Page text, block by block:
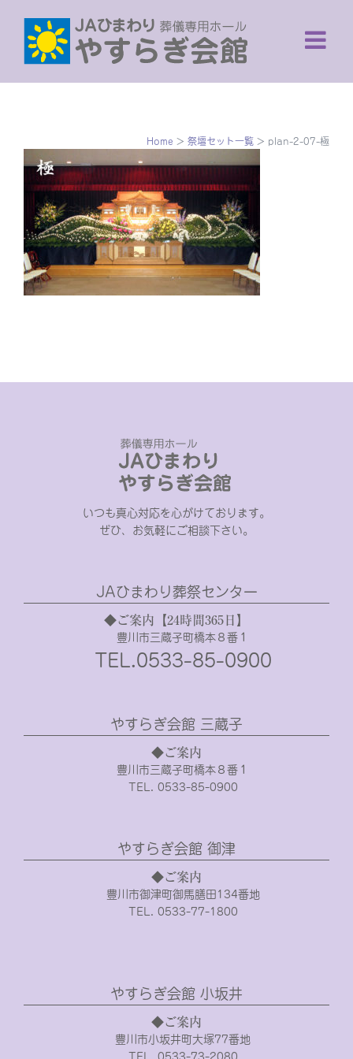
content
Home > 祭壇セット一覧 > plan-2-07-極
いつも真心対応を心がけております。
ぜひ、お気軽にご相談下さい。
JAひまわり葬祭センター
◆ご案内【24時間365日】
豊川市三蔵子町橋本８番１
TEL.0533-85-0900
やすらぎ会館 三蔵子
◆ご案内
豊川市三蔵子町橋本８番１
TEL. 0533-85-0900
やすらぎ会館 御津
◆ご案内
豊川市御津町御馬膳田134番地
TEL. 0533-77-1800
やすらぎ会館 小坂井
◆ご案内
豊川市小坂井町大塚77番地
TEL. 0533-73-2080